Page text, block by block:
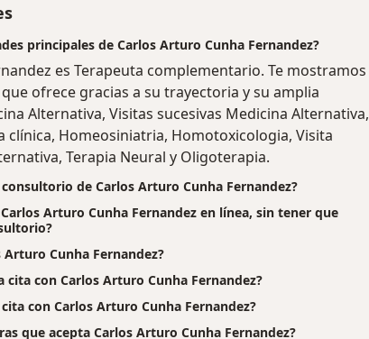
principales de Carlos Arturo Cunha Fernandez?
es Terapeuta complementario. Te mostramos
ofrece gracias a su trayectoria y su amplia
Alternativa, Visitas sucesivas Medicina Alternativa,
clínica, Homeosiniatria, Homotoxicologia, Visita
Terapia Neural y Oligoterapia.
de Carlos Arturo Cunha Fernandez?
Arturo Cunha Fernandez en línea, sin tener que
Cunha Fernandez?
cita con Carlos Arturo Cunha Fernandez?
con Carlos Arturo Cunha Fernandez?
que acepta Carlos Arturo Cunha Fernandez?